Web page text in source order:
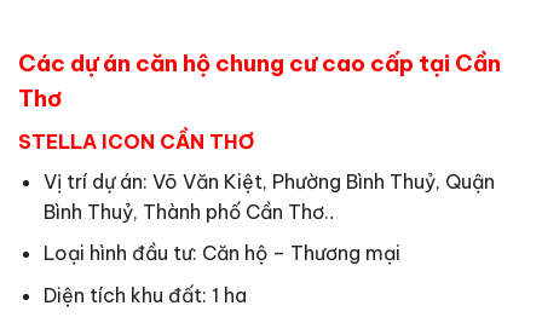
Các dự án căn hộ chung cư cao cấp tại Cần
Thơ
STELLA ICON CẦN THƠ
Vị trí dự án: Võ Văn Kiệt, Phường Bình Thuỷ, Quận
Bình Thuỷ, Thành phố Cần Thơ..
Loại hình đầu tư: Căn hộ – Thương mại
Diện tích khu đất: 1 ha